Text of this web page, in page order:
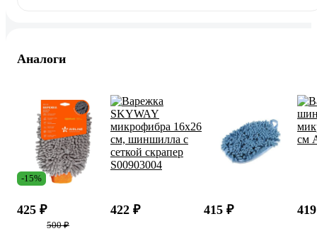
Аналоги
-15%
425 ₽
500 ₽
422 ₽ 415 ₽